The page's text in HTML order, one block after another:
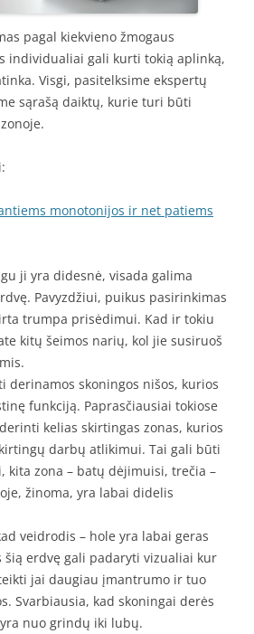
pagal kiekvieno žmogaus
individualiai gali kurti tokią aplinką,
Visgi, pasitelksime ekspertų
sąrašą daiktų, kurie turi būti
monotonijos ir net patiems
ji yra didesnė, visada galima
Pavyzdžiui, puikus pasirinkimas
trumpa prisėdimui. Kad ir tokiu
kitų šeimos narių, kol jie susiruoš
derinamos skoningos nišos, kurios
funkciją. Paprasčiausiai tokiose
kelias skirtingas zonas, kurios
darbų atlikimui. Tai gali būti
kita zona – batų dėjimuisi, trečia –
žinoma, yra labai didelis
veidrodis – hole yra labai geras
šią erdvę gali padaryti vizualiai kur
jai daugiau įmantrumo ir tuo
Svarbiausia, kad skoningai derės
nuo grindų iki lubų.